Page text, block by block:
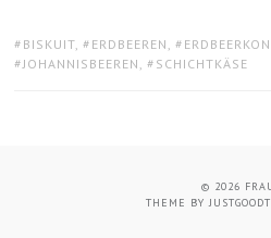
TAGS:
BISKUIT, ERDBEEREN ,
JOHANNISBEEREN , SCHICHTKÄSE
© 2026
THEME BY